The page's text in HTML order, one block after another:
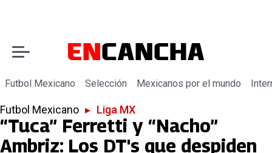
Futbol Mexicano Selección Mexicanos por el mundo
Futbol Mexicano ▸ Liga MX
“Tuca” Ferretti y “Nacho”
Ambriz: Los DT's que despiden